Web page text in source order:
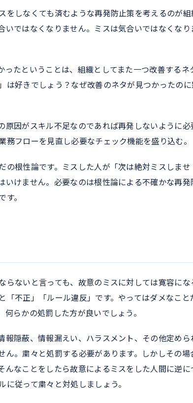
をしなくても済むような再発防止策を考えるのが組
いではなくなりません。ミスは気合いではなくなり
たということは、組織としてまた一つ改善するネ
は好きでしょう？なぜ改善のネタが見つかったの
原因がスキル不足なのであれば再発しないように必
フローを見直し必要なチェック機能を盛り込む。
の根性論です。ミスした人が「次は絶対ミスしませ
いけません。必要なのは根性論による不確かな再発
。
ないと言っても、故意のミスに対しては寛容にな
不正」「ルール違反」です。やってはダメなこと
らかの処罰した方が良いでしょう。
隠蔽、情報漏えい、ハラスメント、その他定めら
。粛々と処罰する必要があります。しかしその場
なことをしたら故意によるミスをした人間に逆に
従って粛々と対処しましょう。